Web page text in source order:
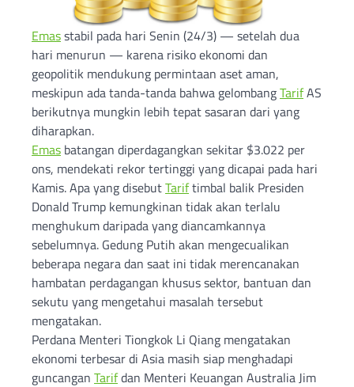
Emasstabil pada hari Senin (24/3) — setelah dua
hari menurun — karena risiko ekonomi dan
geopolitik mendukung permintaan aset aman,
meskipun ada tanda-tanda bahwa gelombangTarifAS
berikutnya mungkin lebih tepat sasaran dari yang
diharapkan.
Emas batangan diperdagangkan sekitar $3.022 per
ons, mendekati rekor tertinggi yang dicapai pada hari
Kamis. Apa yang disebutTariftimbal balik Presiden
Donald Trump kemungkinan tidak akan terlalu
menghukum daripada yang diancamkannya
sebelumnya. Gedung Putih akan mengecualikan
beberapa negara dan saat ini tidak merencanakan
hambatan perdagangan khusus sektor, bantuan dan
sekutu yang mengetahui masalah tersebut
mengatakan.
Perdana Menteri Tiongkok Li Qiang mengatakan
ekonomi terbesar di Asia masih siap menghadapi
guncangan Tarifdan Menteri Keuangan Australia Jim